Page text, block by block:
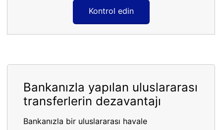
Kontrol edin
Bankanızla yapılan uluslararası
transferlerin dezavantajı
Bankanızla bir uluslararası havale